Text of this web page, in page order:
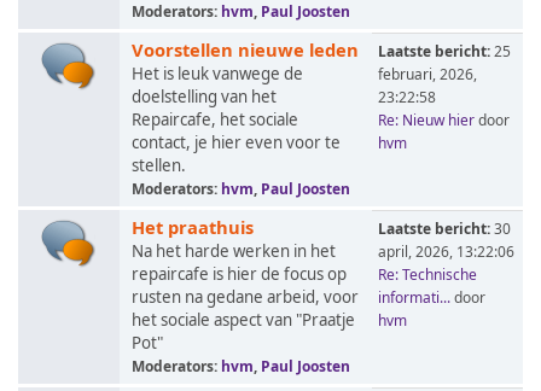
Moderators: hvm, Paul Joosten
Voorstellen nieuwe leden
Het is leuk vanwege de
doelstelling van het
Repaircafe, het sociale
contact, je hier even voor te
stellen.
Moderators: hvm, Paul Joosten
Laatste bericht:25
februari, 2026,
23:22:58
Re: Nieuw hierdoor
hvm
Het praathuis
Na het harde werken in het
repaircafe is hier de focus op
rusten na gedane arbeid, voor
het sociale aspect van "Praatje
Pot"
Moderators: hvm, Paul Joosten
Laatste bericht:30
april, 2026, 13:22:06
Re: Technische
informati...door
hvm